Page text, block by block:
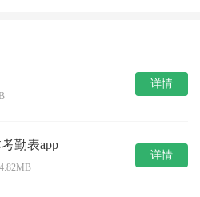
详情
勤表app
详情